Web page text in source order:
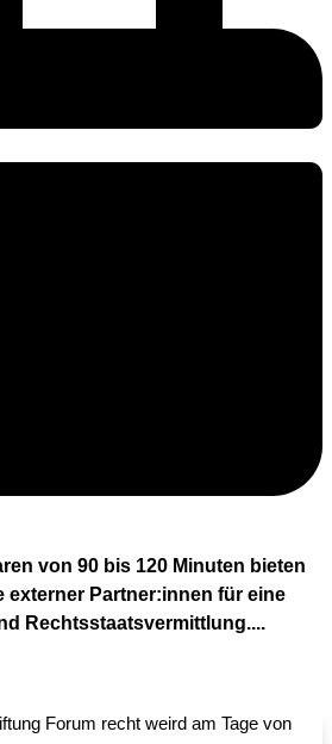
von 90 bis 120 Minuten bieten
externer Partner:innen für eine
Rechtsstaatsvermittlung....